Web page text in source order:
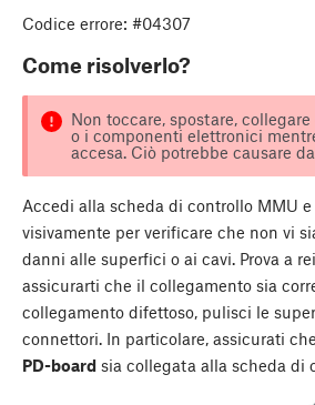
Codice errore: #04307
Come risolverlo?
Non toccare, spostare,
o i componenti elettronici
accesa. Ciò potrebbe causare
Accedi alla scheda di controllo MMU
visivamente per verificare che non vi
danni alle superfici o ai cavi. Prova a
assicurarti che il collegamento sia
collegamento difettoso, pulisci le
connettori. In particolare, assicurati
PD-board sia collegata alla scheda di